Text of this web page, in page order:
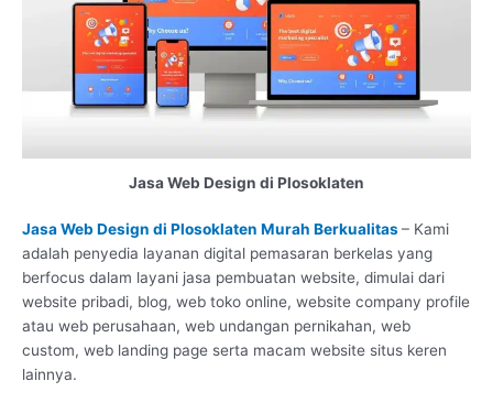
Jasa Web Design di Plosoklaten
Jasa Web Design di Plosoklaten Murah Berkualitas– Kami
adalah penyedia layanan digital pemasaran berkelas yang
berfocus dalam layani jasa pembuatan website, dimulai dari
website pribadi, blog, web toko online, website company profile
atau web perusahaan, web undangan pernikahan, web
custom, web landing page serta macam website situs keren
lainnya.